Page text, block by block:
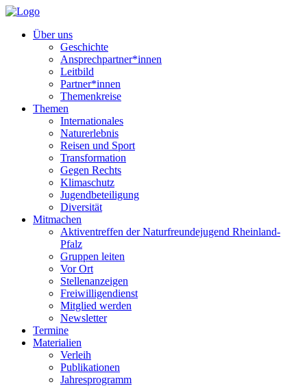
Über uns
Geschichte
Ansprechpartner*innen
Leitbild
Partner*innen
Themenkreise
Themen
Internationales
Naturerlebnis
Reisen und Sport
Transformation
Gegen Rechts
Klimaschutz
Jugendbeteiligung
Diversität
Mitmachen
Aktiventreffen der Naturfreundejugend Rheinland-
Pfalz
Gruppen leiten
Vor Ort
Stellenanzeigen
Freiwilligendienst
Mitglied werden
Newsletter
Termine
Materialien
Verleih
Publikationen
Jahresprogramm